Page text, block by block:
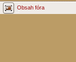
Obsah fóra